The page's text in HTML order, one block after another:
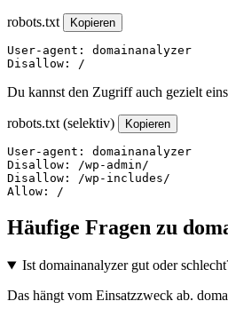
robots.txt Kopieren
User-agent: domainanalyzer
Disallow: /
Du kannst den Zugriff auch gezielt
robots.txt (selektiv) Kopieren
User-agent: domainanalyzer
Disallow: /wp-admin/
Disallow: /wp-includes/
Allow: /
Häufige Fragen zu
Ist domainanalyzer gut oder
Das hängt vom Einsatzzweck ab.